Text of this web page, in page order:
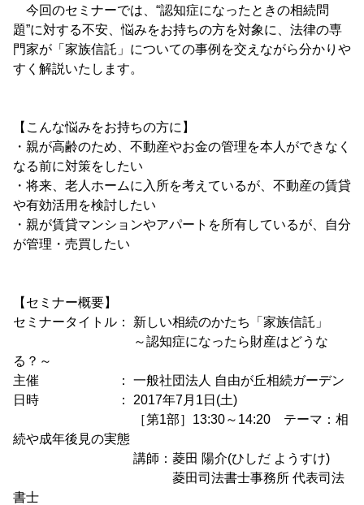
今回のセミナーでは、“認知症になったときの相続問
題”に対する不安、悩みをお持ちの方を対象に、法律の専
門家が「家族信託」についての事例を交えながら分かりや
すく解説いたします。
【こんな悩みをお持ちの方に】
・親が高齢のため、不動産やお金の管理を本人ができなく
なる前に対策をしたい
・将来、老人ホームに入所を考えているが、不動産の賃貸
や有効活用を検討したい
・親が賃貸マンションやアパートを所有しているが、自分
が管理・売買したい
【セミナー概要】
セミナータイトル： 新しい相続のかたち「家族信託」
～認知症になったら財産はどうな
る？～
主催 ： 一般社団法人 自由が丘相続ガーデン
日時 ： 2017年7月1日(土)
［第1部］13:30～14:20 テーマ：相
続や成年後見の実態
講師：菱田 陽介(ひしだ ようすけ)
菱田司法書士事務所 代表司法
書士